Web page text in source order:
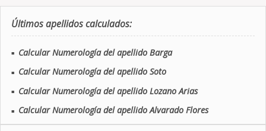
Últimos apellidos calculados:
■ Calcular Numerología del apellido Barga
■ Calcular Numerología del apellido Soto
■ Calcular Numerología del apellido Lozano Arias
■ Calcular Numerología del apellido Alvarado Flores